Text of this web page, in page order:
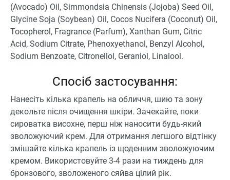
(Avocado) Oil, Simmondsia Chinensis (Jojoba) Seed Oil,
Glycine Soja (Soybean) Oil, Cocos Nucifera (Coconut) Oil,
Tocopherol, Fragrance (Parfum), Xanthan Gum, Citric
Acid, Sodium Citrate, Phenoxyethanol, Benzyl Alcohol,
Sodium Benzoate, Citronellol, Geraniol, Linalool.
Спосіб застосування:
Нанесіть кілька крапель на обличчя, шию та зону
декольте після очищення шкіри. Зачекайте, поки
сироватка висохне, перш ніж наносити будь-який
зволожуючий крем. Для отримання легшого відтінку
змішайте кілька крапель із щоденним зволожуючим
кремом. Використовуйте 3-4 рази на тиждень для
бронзового, зволоженого сяйва цілий рік.